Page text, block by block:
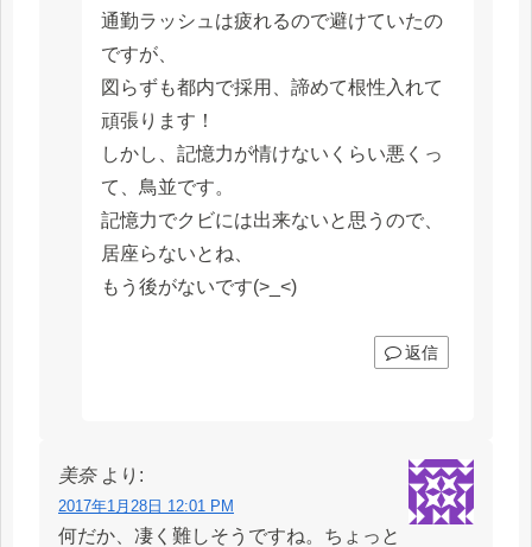
通勤ラッシュは疲れるので避けていたの
ですが、
図らずも都内で採用、諦めて根性入れて
頑張ります！
しかし、記憶力が情けないくらい悪くっ
て、鳥並です。
記憶力でクビには出来ないと思うので、
居座らないとね、
もう後がないです(>_<)
返信
美奈 より:
2017年1月28日 12:01 PM
何だか、凄く難しそうですね。ちょっと